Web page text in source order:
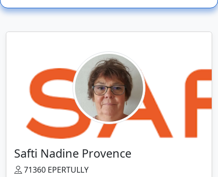
Safti Nadine Provence
71360 EPERTULLY